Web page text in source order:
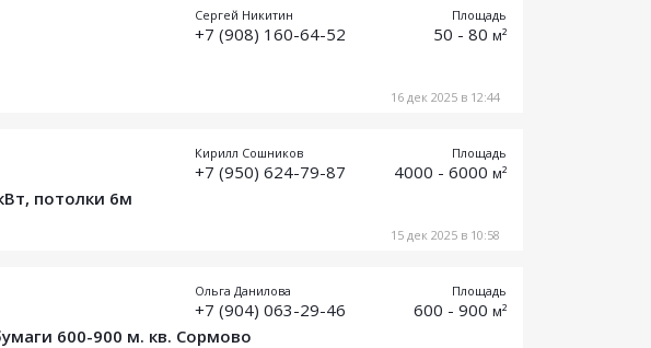
Сергей Никитин
+7 (908) 160-64-52
Площадь
50 - 80 м²
16 дек 2025 в 12:44
потолки 6м
Кирилл Сошников
+7 (950) 624-79-87
Площадь
4000 - 6000 м²
15 дек 2025 в 10:58
600-900 м. кв. Сормово
Ольга Данилова
+7 (904) 063-29-46
Площадь
600 - 900 м²